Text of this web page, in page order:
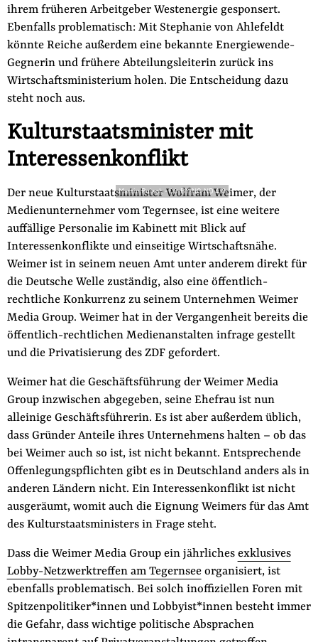
ihrem früheren Arbeitgeber Westenergie gesponsert.
Ebenfalls problematisch: Mit Stephanie von Ahlefeldt
könnte Reiche außerdem eine bekannte Energiewende-
Gegnerin und frühere Abteilungsleiterin zurück ins
Wirtschaftsministerium holen. Die Entscheidung dazu
steht noch aus.
Kulturstaatsminister mit
Interessenkonflikt
Martin Rulsch-CC-BY-NC-ND 4.0
Der neue Kulturstaatsminister Wolfram Weimer, der
Medienunternehmer vom Tegernsee, ist eine weitere
auffällige Personalie im Kabinett mit Blick auf
Interessenkonflikte und einseitige Wirtschaftsnähe.
Weimer ist in seinem neuen Amt unter anderem direkt für
die Deutsche Welle zuständig, also eine öffentlich-
rechtliche Konkurrenz zu seinem Unternehmen Weimer
Media Group. Weimer hat in der Vergangenheit bereits die
öffentlich-rechtlichen Medienanstalten infrage gestellt
und die Privatisierung des ZDF gefordert.
Weimer hat die Geschäftsführung der Weimer Media
Group inzwischen abgegeben, seine Ehefrau ist nun
alleinige Geschäftsführerin. Es ist aber außerdem üblich,
dass Gründer Anteile ihres Unternehmens halten – ob das
bei Weimer auch so ist, ist nicht bekannt. Entsprechende
Offenlegungspflichten gibt es in Deutschland anders als in
anderen Ländern nicht. Ein Interessenkonflikt ist nicht
ausgeräumt, womit auch die Eignung Weimers für das Amt
des Kulturstaatsministers in Frage steht.
Dass die Weimer Media Group ein jährliches exklusives
Lobby-Netzwerktreffen am Tegernseeorganisiert, ist
ebenfalls problematisch. Bei solch inoffiziellen Foren mit
Spitzenpolitiker*innen und Lobbyist*innen besteht immer
die Gefahr, dass wichtige politische Absprachen